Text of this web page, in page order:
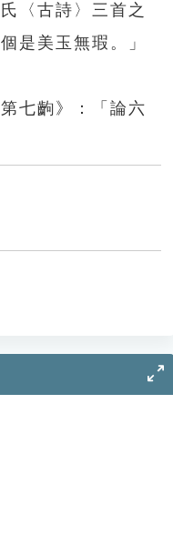
〈古詩〉三首之
是美玉無瑕。」
七齣》：「論六